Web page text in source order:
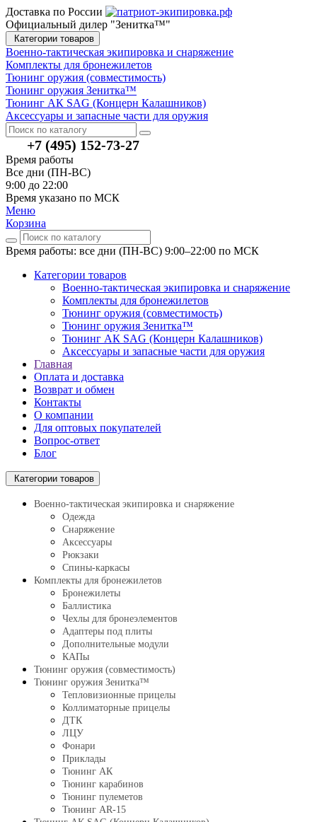
Доставка по России
Официальный дилер "Зенитка™"
Категории товаров
Военно-тактическая экипировка и снаряжение
Комплекты для бронежилетов
Тюнинг оружия (совместимость)
Тюнинг оружия Зенитка™
Тюнинг АК SAG (Концерн Калашников)
Аксессуары и запасные части для оружия
+7 (495) 152-73-27
Время работы
Все дни (ПН-ВС)
9:00 до 22:00
Время указано по МСК
Меню
Корзина
Время работы: все дни (ПН-ВС) 9:00–22:00 по МСК
Категории товаров
Военно-тактическая экипировка и снаряжение
Комплекты для бронежилетов
Тюнинг оружия (совместимость)
Тюнинг оружия Зенитка™
Тюнинг АК SAG (Концерн Калашников)
Аксессуары и запасные части для оружия
Главная
Оплата и доставка
Возврат и обмен
Контакты
О компании
Для оптовых покупателей
Вопрос-ответ
Блог
Категории товаров
Военно-тактическая экипировка и снаряжение
Одежда
Снаряжение
Аксессуары
Рюкзаки
Спины-каркасы
Комплекты для бронежилетов
Бронежилеты
Баллистика
Чехлы для бронеэлементов
Адаптеры под плиты
Дополнительные модули
КАПы
Тюнинг оружия (совместимость)
Тюнинг оружия Зенитка™
Тепловизионные прицелы
Коллиматорные прицелы
ДТК
ЛЦУ
Фонари
Приклады
Тюнинг АК
Тюнинг карабинов
Тюнинг пулеметов
Тюнинг AR-15